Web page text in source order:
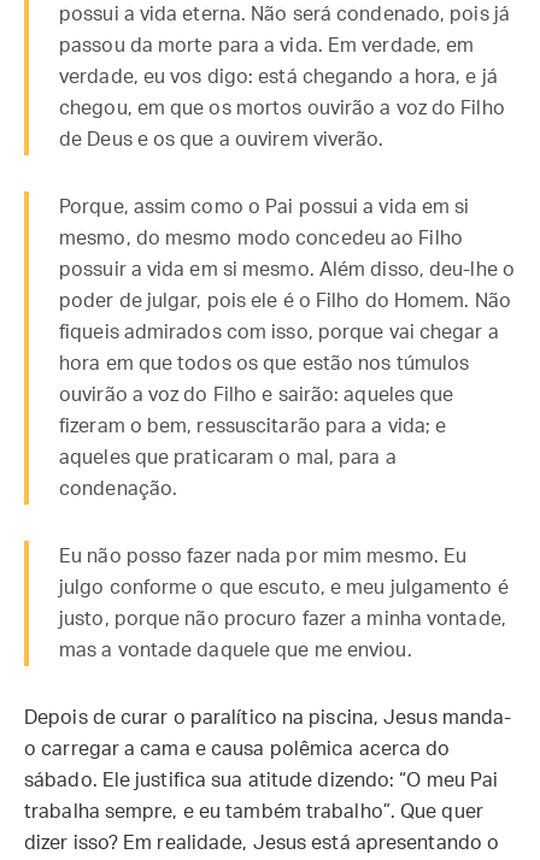
possui a vida eterna. Não será condenado, pois já
passou da morte para a vida. Em verdade, em
verdade, eu vos digo: está chegando a hora, e já
chegou, em que os mortos ouvirão a voz do Filho
de Deus e os que a ouvirem viverão.
Porque, assim como o Pai possui a vida em si
mesmo, do mesmo modo concedeu ao Filho
possuir a vida em si mesmo. Além disso, deu-lhe o
poder de julgar, pois ele é o Filho do Homem. Não
fiqueis admirados com isso, porque vai chegar a
hora em que todos os que estão nos túmulos
ouvirão a voz do Filho e sairão: aqueles que
fizeram o bem, ressuscitarão para a vida; e
aqueles que praticaram o mal, para a
condenação.
Eu não posso fazer nada por mim mesmo. Eu
julgo conforme o que escuto, e meu julgamento é
justo, porque não procuro fazer a minha vontade,
mas a vontade daquele que me enviou.
Depois de curar o paralítico na piscina, Jesus manda-
o carregar a cama e causa polêmica acerca do
sábado. Ele justifica sua atitude dizendo: “O meu Pai
trabalha sempre, e eu também trabalho”. Que quer
dizer isso? Em realidade, Jesus está apresentando o